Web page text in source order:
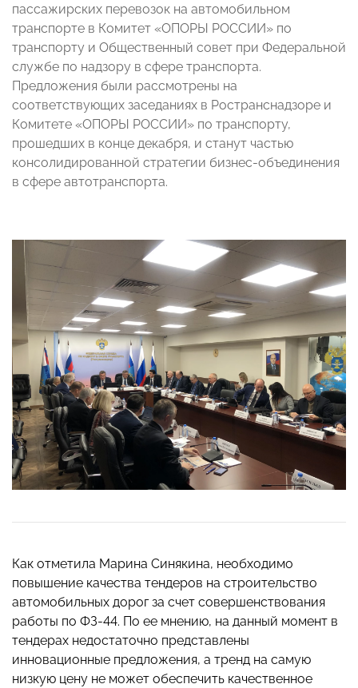
пассажирских перевозок на автомобильном
транспорте в Комитет «ОПОРЫ РОССИИ» по
транспорту и Общественный совет при Федеральной
службе по надзору в сфере транспорта.
Предложения были рассмотрены на
соответствующих заседаниях в Ространснадзоре и
Комитете «ОПОРЫ РОССИИ» по транспорту,
прошедших в конце декабря, и станут частью
консолидированной стратегии бизнес-объединения
в сфере автотранспорта.
Как отметила Марина Синякина, необходимо
повышение качества тендеров на строительство
автомобильных дорог за счет совершенствования
работы по ФЗ-44. По ее мнению, на данный момент в
тендерах недостаточно представлены
инновационные предложения, а тренд на самую
низкую цену не может обеспечить качественное